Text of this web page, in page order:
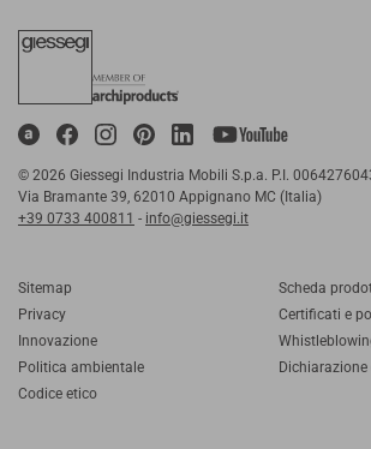
© 2026 Giessegi Industria Mobili S.p.a. P.I.
Via Bramante 39, 62010 Appignano MC (Italia)
+39 0733 400811 - info@giessegi.it
Sitemap
Privacy
Innovazione
Politica ambientale
Codice etico
Scheda
Certificati e